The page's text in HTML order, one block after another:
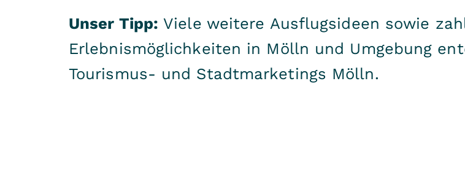
Unser Tipp: Viele weitere Ausflugsideen sowie
Erlebnismöglichkeiten in Mölln und Umgebung
Tourismus- und Stadtmarketings Mölln.